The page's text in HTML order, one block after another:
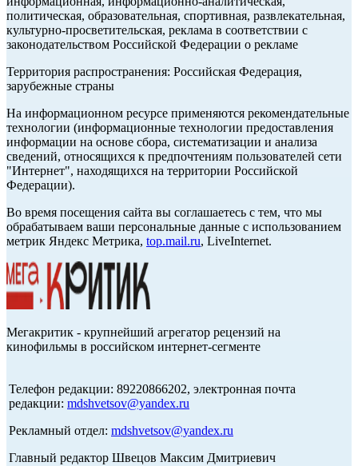
политическая, образовательная, спортивная, развлекательная,
культурно-просветительская, реклама в соответствии с
законодательством Российской Федерации о рекламе
Территория распространения: Российская Федерация,
зарубежные страны
На информационном ресурсе применяются рекомендательные
технологии (информационные технологии предоставления
информации на основе сбора, систематизации и анализа
сведений, относящихся к предпочтениям пользователей сети
"Интернет", находящихся на территории Российской
Федерации).
Во время посещения сайта вы соглашаетесь с тем, что мы
обрабатываем ваши персональные данные с использованием
метрик Яндекс Метрика, top.mail.ru, LiveInternet.
Мегакритик - крупнейший агрегатор рецензий на
кинофильмы в российском интернет-сегменте
Телефон редакции: 89220866202, электронная почта
редакции: mdshvetsov@yandex.ru
Рекламный отдел: mdshvetsov@yandex.ru
Главный редактор Швецов Максим Дмитриевич